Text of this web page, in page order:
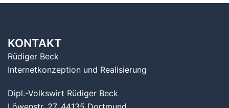
KONTAKT
Rüdiger Beck
Internetkonzeption und Realisierung
Dipl.-Volkswirt Rüdiger Beck